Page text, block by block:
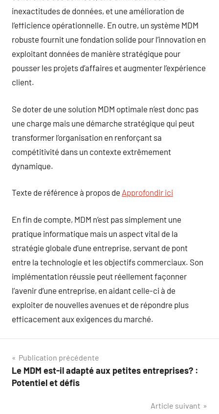
inexactitudes de données, et une amélioration de
l’efficience opérationnelle. En outre, un système MDM
robuste fournit une fondation solide pour l’innovation en
exploitant données de manière stratégique pour
pousser les projets d’affaires et augmenter l’expérience
client.
Se doter de une solution MDM optimale n’est donc pas
une charge mais une démarche stratégique qui peut
transformer l’organisation en renforçant sa
compétitivité dans un contexte extrêmement
dynamique.
Texte de référence à propos de Approfondir ici
En fin de compte, MDM n’est pas simplement une
pratique informatique mais un aspect vital de la
stratégie globale d’une entreprise, servant de pont
entre la technologie et les objectifs commerciaux. Son
implémentation réussie peut réellement façonner
l’avenir d’une entreprise, en aidant celle-ci à de
exploiter de nouvelles avenues et de répondre plus
efficacement aux exigences du marché.
Navigation
de
Publication précédente
Le MDM est-il adapté aux petites entreprises? :
Potentiel et défis
Article suivant